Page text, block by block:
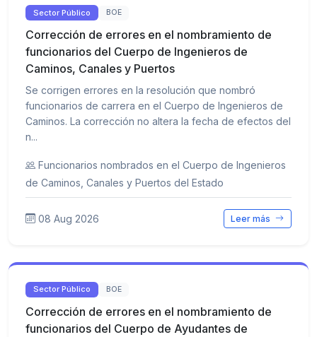
Sector Público BOE
Corrección de errores en el nombramiento de
funcionarios del Cuerpo de Ingenieros de
Caminos, Canales y Puertos
Se corrigen errores en la resolución que nombró
funcionarios de carrera en el Cuerpo de Ingenieros de
Caminos. La corrección no altera la fecha de efectos del
n...
Funcionarios nombrados en el Cuerpo de Ingenieros
de Caminos, Canales y Puertos del Estado
08 Aug 2026 Leer más
Sector Público BOE
Corrección de errores en el nombramiento de
funcionarios del Cuerpo de Ayudantes de